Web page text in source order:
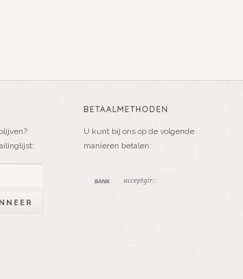
BETAALMETHODEN
U kunt bij ons op de volgende
manieren betalen: